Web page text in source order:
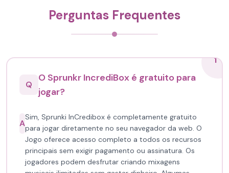
Perguntas Frequentes
1
Q
O Sprunkr IncrediBox é gratuito para
jogar?
A
Sim, Sprunki InCredibox é completamente gratuito
para jogar diretamente no seu navegador da web. O
Jogo oferece acesso completo a todos os recursos
principais sem exigir pagamento ou assinatura. Os
jogadores podem desfrutar criando mixagens